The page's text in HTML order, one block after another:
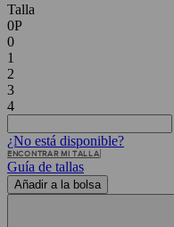
Talla
0P
0
1
2
3
4
¿No está disponible?
ENCONTRAR MI TALLA
Guía de tallas
Añadir a la bolsa